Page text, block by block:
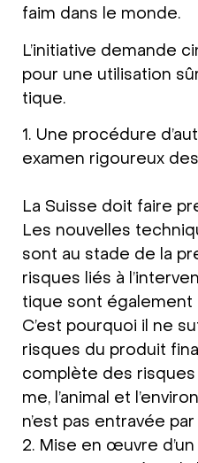
faim dans le mon­de.
L’initia­ti­ve deman­de
pour une uti­li­sa­ti­on
tique.
1. Une pro­cé­du­re
examen rigou­reux
La Suis­se doit fai­re
Les nou­vel­les
sont au sta­de de la
ris­ques liés à
tique sont éga­le­ment
C’est pour­quoi il ne
ris­ques du pro­duit
com­plè­te des
me, l’ani­mal et
n’est pas ent­ra­vée
2. Mise en œuvre